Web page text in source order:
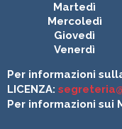
Martedì
Mercoledì
Giovedì
Venerdì
Per informazioni
LICENZA:
Per informazioni sui